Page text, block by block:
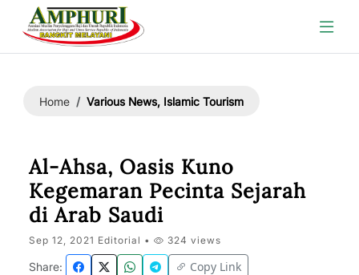
Home Various News, Islamic Tourism
Al-Ahsa, Oasis Kuno
Kegemaran Pecinta Sejarah
di Arab Saudi
Sep 12, 2021 Editorial • 324 views
Share: Copy Link